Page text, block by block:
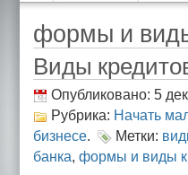
формы и
Виды
Опубликовано: 5
Рубрика: Начать
бизнесе. Метки:
банка, формы и виды